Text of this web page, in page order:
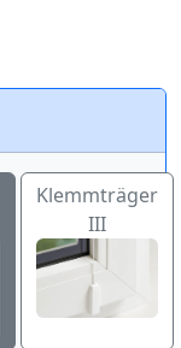
Klemmträger
III